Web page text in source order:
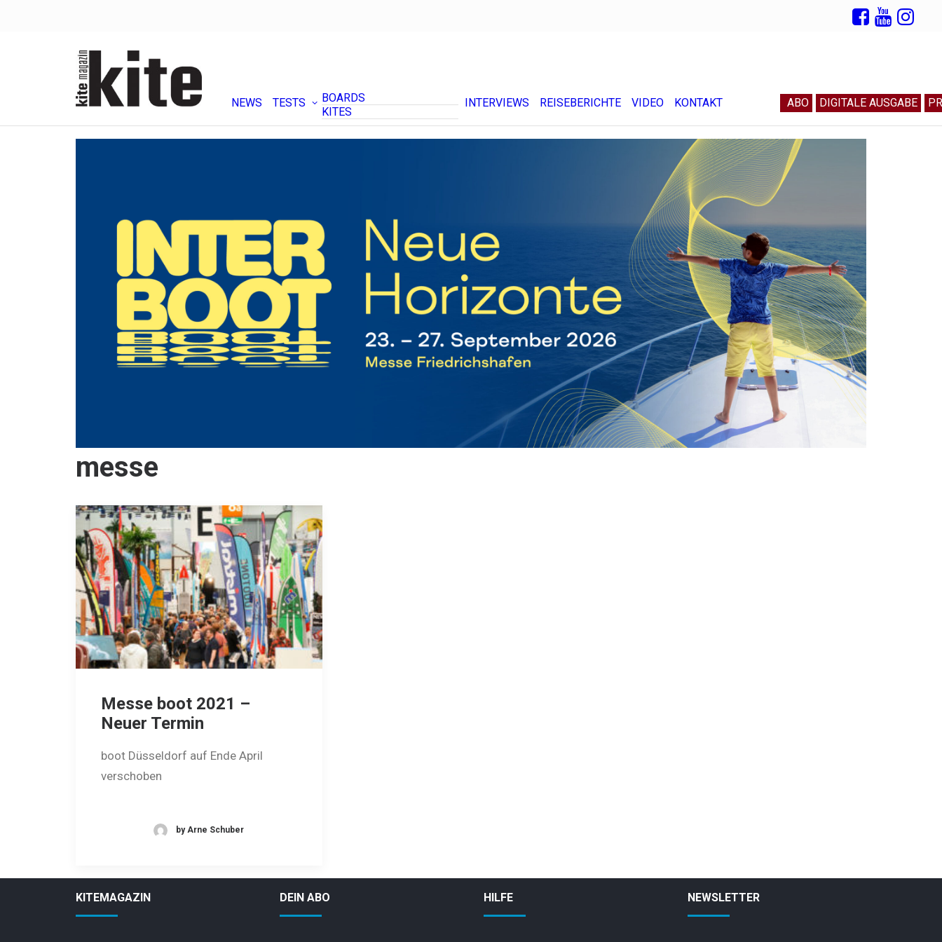
NEWS TESTS
BOARDS
KITES
INTERVIEWS REISEBERICHTE VIDEO KONTAKT ABO DIGITALE AUSGABE
messe
Messe boot 2021 –
Neuer Termin
boot Düsseldorf auf Ende April
verschoben
by Arne Schuber
KITEMAGAZIN DEIN ABO HILFE NEWSLETTER